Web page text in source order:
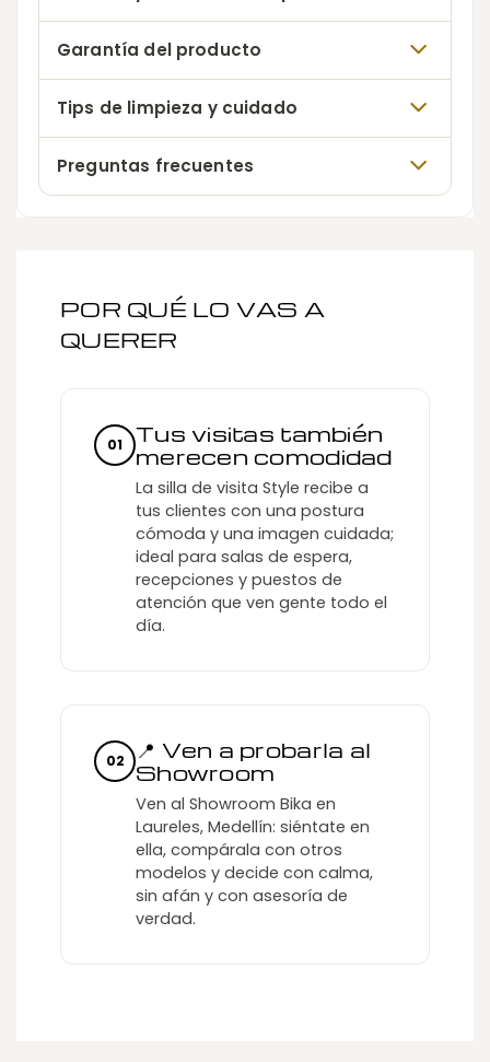
Garantía del producto
Tips de limpieza y cuidado
Preguntas frecuentes
POR QUÉ LO VAS A
QUERER
01
Tus visitas también
merecen comodidad
La silla de visita Style recibe a
tus clientes con una postura
cómoda y una imagen cuidada;
ideal para salas de espera,
recepciones y puestos de
atención que ven gente todo el
día.
02
📍 Ven a probarla al
Showroom
Ven al Showroom Bika en
Laureles, Medellín: siéntate en
ella, compárala con otros
modelos y decide con calma,
sin afán y con asesoría de
verdad.